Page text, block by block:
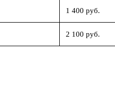
1 400 руб.
2 100 руб.